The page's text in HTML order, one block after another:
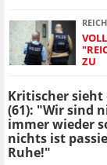
ZU
Kritischer sieht
(61): "Wir sind
immer wieder
nichts ist
Ruhe!"